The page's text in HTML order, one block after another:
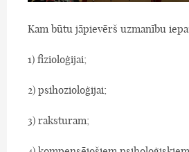
Kam būtu jāpievērš uzmanību
1) fizioloģijai;
2) psihozioloģijai;
3) raksturam;